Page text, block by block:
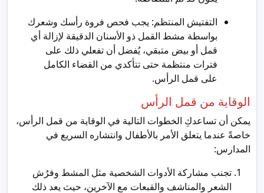
التفتيش المنتظم: يجب فحص فروة رأسك وشعرك
بواسطة مشط القمل ذو الأسنان الدقيقة لإزالة أي
قمل أو بيض متبقي، يُفضل أن تفعلي ذلك على
فترات منتظمة حتى تتأكدي من القضاء الكامل
على قمل الرأس.
الوقاية من قمل الرأس
يمكن أن تساعدكِ الخطوات التالية في الوقاية من قمل الرأس،
خاصةً عندما يتعلق الأمر بالأطفال وانتشاره السريع في
المدارس:
تجنب مشاركة الأدوات الشخصية مثل المشط وفرُش
الشعر والمناشف والقبعات مع الآخرين، حيث يعد ذلك